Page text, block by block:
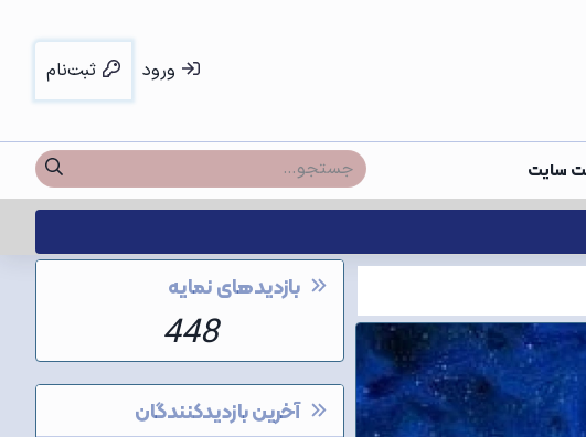
ورود ثبت‌نام
سایت
بازدیدهای نمایه
448
آخرین بازدیدکنندگان